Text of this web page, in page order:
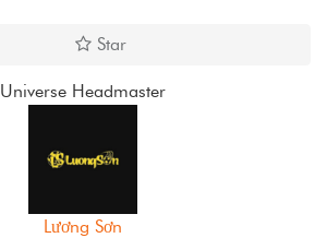
Star
Universe Headmaster
Lương Sơn